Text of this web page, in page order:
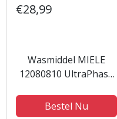
€28,99
Wasmiddel MIELE
12080810 UltraPhase
Bestel Nu